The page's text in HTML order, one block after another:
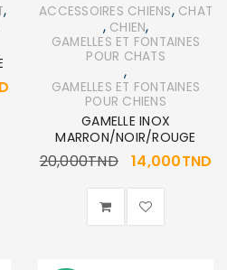
, ACCESSOIRES CHIENS, CHAT
, CHIEN,
GAMELLES ET FONTAINES
POUR CHATS
,
GAMELLES ET FONTAINES
POUR CHIENS
GAMELLE INOX
MARRON/NOIR/ROUGE
20,000TND 14,000TND